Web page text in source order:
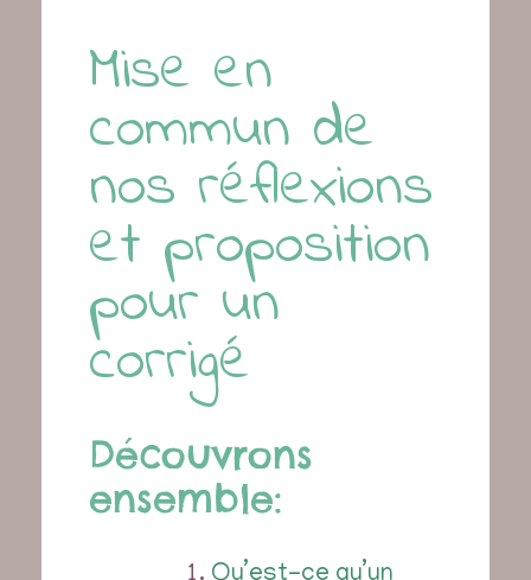
Mise en
commun de
nos réflexions
et proposition
pour un
corrigé
Découvrons
ensemble: